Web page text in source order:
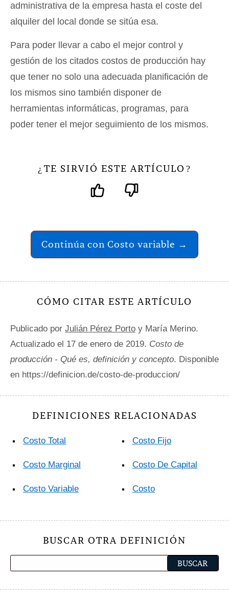
administrativa de la empresa hasta el coste del
alquiler del local donde se sitúa esa.
Para poder llevar a cabo el mejor control y
gestión de los citados costos de producción hay
que tener no solo una adecuada planificación de
los mismos sino también disponer de
herramientas informáticas, programas, para
poder tener el mejor seguimiento de los mismos.
¿ TE SIRVIÓ ESTE ARTÍCULO ?
Continúa con Costo variable →
CÓMO CITAR ESTE ARTÍCULO
Publicado por Julián Pérez Porto y María Merino.
Actualizado el 17 de enero de 2019. Costo de
producción - Qué es, definición y concepto. Disponible
en https://definicion.de/costo-de-produccion/
DEFINICIONES RELACIONADAS
Costo Total
Costo Marginal
Costo Variable
Costo Fijo
Costo De Capital
Costo
BUSCAR OTRA DEFINICIÓN